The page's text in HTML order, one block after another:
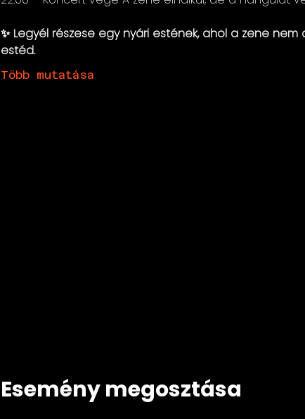
✨ Legyél részese egy nyári estének, ahol a zene nem
estéd.
Több mutatása
Esemény megosztása